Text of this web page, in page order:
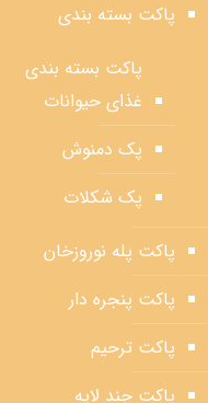
پاکت بسته بندی
پاکت بسته بندی
غذای حیوانات
پک دمنوش
پک شکلات
پاکت پله نوروزخان
پاکت پنجره دار
پاکت ترحیم
پاکت چند لایه